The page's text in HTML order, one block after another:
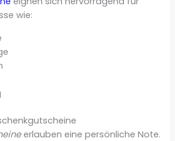
wie:
erlauben eine persönliche Note.